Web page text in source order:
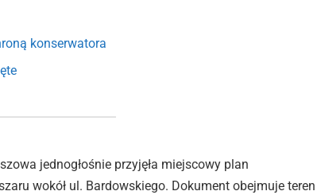
konserwatora
jednogłośnie przyjęła miejscowy plan
wokół ul. Bardowskiego. Dokument obejmuje teren